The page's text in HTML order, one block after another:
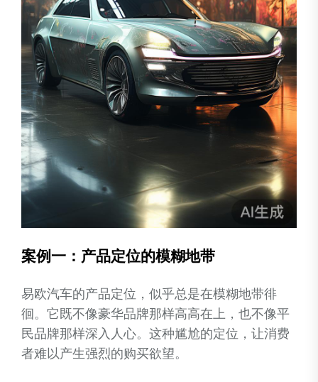
案例一：产品定位的模糊地带
易欧汽车的产品定位，似乎总是在模糊地带徘
徊。它既不像豪华品牌那样高高在上，也不像平
民品牌那样深入人心。这种尴尬的定位，让消费
者难以产生强烈的购买欲望。